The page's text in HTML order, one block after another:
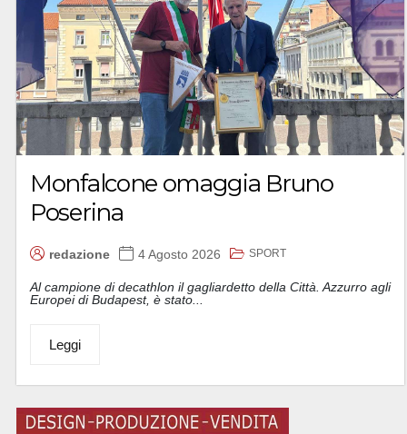
Monfalcone omaggia Bruno
Poserina
redazione 4 Agosto 2026 SPORT
Al campione di decathlon il gagliardetto della Città. Azzurro agli
Europei di Budapest, è stato...
Leggi